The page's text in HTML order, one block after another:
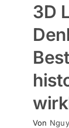
3D
Von